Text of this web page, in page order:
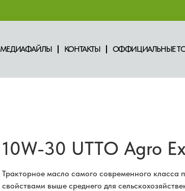
МЕДИАФАЙЛЫ КОНТАКТЫ ОФФИЦИАЛЬНЫЕ
10W-30 UTTO Agro
Тракторное масло самого современного класса
свойствами выше среднего для